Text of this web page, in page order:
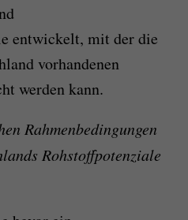
entwickelt, mit der die
vorhandenen
werden kann.
Rahmenbedingungen
Rohstoffpotenziale